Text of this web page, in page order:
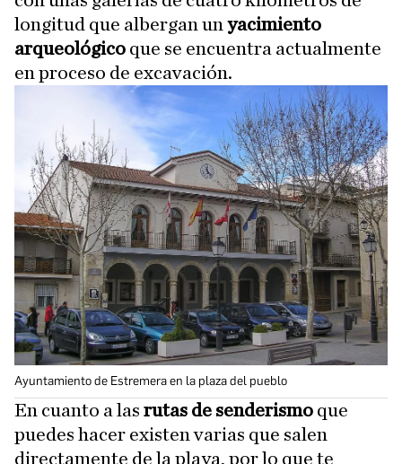
longitud que albergan un yacimiento
arqueológico que se encuentra actualmente
en proceso de excavación.
Ayuntamiento de Estremera en la plaza del pueblo
En cuanto a las rutas de senderismo que
puedes hacer existen varias que salen
directamente de la playa, por lo que te